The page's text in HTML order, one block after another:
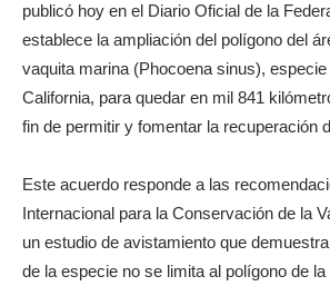
publicó hoy en el Diario Oficial de la
establece la ampliación del polígono del
vaquita marina (Phocoena sinus),
California, para quedar en mil 841
fin de permitir y fomentar la recuperación
Este acuerdo responde a las
Internacional para la Conservación de la
un estudio de avistamiento que
de la especie no se limita al polígono de